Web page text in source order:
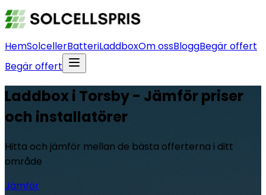
HemSolcellerBatteriLaddboxOm ossBloggBegär offert
Begär offert
Laddbox i Torsby - Jämför priser
och installatörer
Hitta och jämför mellan de bästa offerterna i ditt
område
Jämför